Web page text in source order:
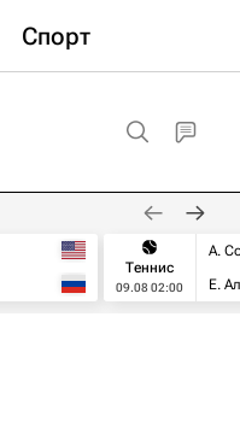
Спорт
Теннис
09.08 02:00
А.
Е.